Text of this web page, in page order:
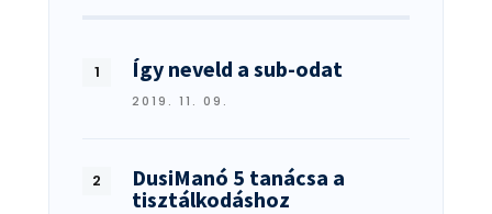
Így neveld a sub-odat
2019. 11. 09.
DusiManó 5 tanácsa a
tisztálkodáshoz